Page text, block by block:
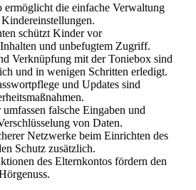
ermöglicht die einfache Verwaltung
schützt Kinder vor
und unbefugtem Zugriff.
Verknüpfung mit der Toniebox sind
und in wenigen Schritten erledigt.
und Updates sind
falsche Eingaben und
von Daten.
Netzwerke beim Einrichten des
Schutz zusätzlich.
des Elternkontos fördern den